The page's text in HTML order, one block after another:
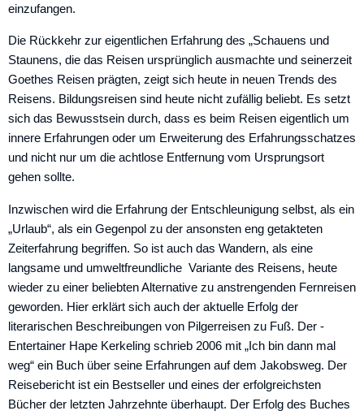
einzufangen.
Die Rückkehr zur eigentlichen Erfahrung des „Schauens und
Staunens, die das Reisen ursprünglich ausmachte und seinerzeit
Goethes Reisen prägten, zeigt sich heute in neuen Trends des
Reisens. Bildungsreisen sind heute nicht zufällig beliebt. Es setzt
sich das Bewusstsein durch, dass es beim Reisen eigentlich um
innere Erfahrungen oder um Erweiterung des Erfahrungsschatzes
und nicht nur um die achtlose Entfernung vom Ursprungsort
gehen sollte.
Inzwischen wird die Erfahrung der Entschleunigung selbst, als ein
„Urlaub“, als ein Gegenpol zu der ansonsten eng getakteten
Zeiterfahrung begriffen. So ist auch das Wandern, als eine
langsame und umweltfreundliche Variante des ­Reisens, heute
wieder zu einer beliebten Alternative zu anstrengenden Fernreisen
geworden. Hier erklärt sich auch der aktuelle Erfolg der
literarischen Beschreibungen von Pilgerreisen zu Fuß. Der ­
Entertainer Hape Kerkeling schrieb 2006 mit „Ich bin dann mal
weg“ ein Buch über seine Erfahrungen auf dem Jakobsweg. Der
Reisebericht ist ein Bestseller und eines der erfolgreichsten
Bücher der letzten Jahrzehnte überhaupt. Der Erfolg des Buches